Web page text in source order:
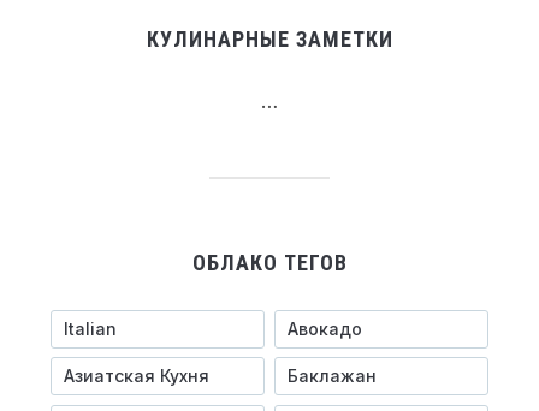
КУЛИНАРНЫЕ ЗАМЕТКИ
…
ОБЛАКО ТЕГОВ
Italian Авокадо
Азиатская Кухня Баклажан